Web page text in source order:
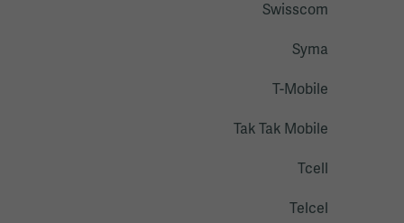
Swisscom
Syma
T-Mobile
Tak Tak Mobile
Tcell
Telcel